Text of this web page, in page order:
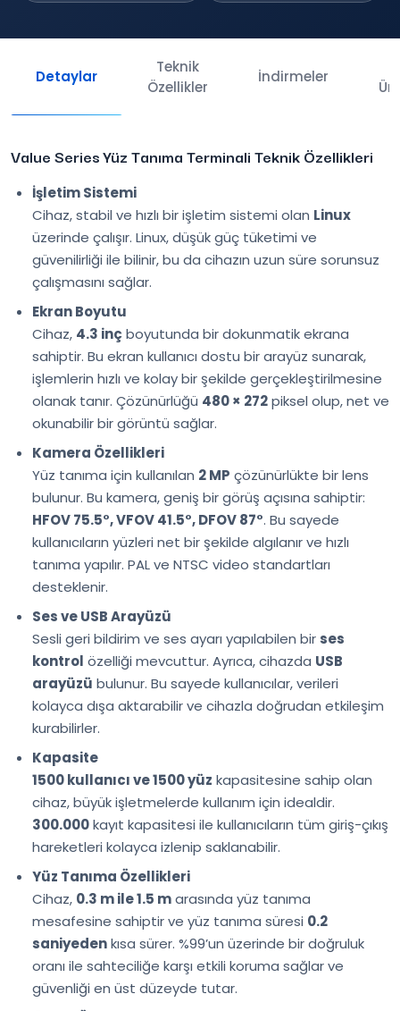
Detaylar
Teknik
Özellikler
İndirmeler
Value Series Yüz Tanıma Terminali Teknik Özellikleri
İşletim Sistemi
Cihaz, stabil ve hızlı bir işletim sistemi olan Linux
üzerinde çalışır. Linux, düşük güç tüketimi ve
güvenilirliği ile bilinir, bu da cihazın uzun süre sorunsuz
çalışmasını sağlar.
Ekran Boyutu
Cihaz, 4.3 inçboyutunda bir dokunmatik ekrana
sahiptir. Bu ekran kullanıcı dostu bir arayüz sunarak,
işlemlerin hızlı ve kolay bir şekilde gerçekleştirilmesine
olanak tanır. Çözünürlüğü 480 × 272piksel olup, net ve
okunabilir bir görüntü sağlar.
Kamera Özellikleri
Yüz tanıma için kullanılan 2 MP çözünürlükte bir lens
bulunur. Bu kamera, geniş bir görüş açısına sahiptir:
HFOV 75.5°, VFOV 41.5°, DFOV 87°. Bu sayede
kullanıcıların yüzleri net bir şekilde algılanır ve hızlı
tanıma yapılır. PAL ve NTSC video standartları
desteklenir.
Ses ve USB Arayüzü
Sesli geri bildirim ve ses ayarı yapılabilen bir ses
kontrol özelliği mevcuttur. Ayrıca, cihazda USB
arayüzü bulunur. Bu sayede kullanıcılar, verileri
kolayca dışa aktarabilir ve cihazla doğrudan etkileşim
kurabilirler.
Kapasite
1500 kullanıcı ve 1500 yüz kapasitesine sahip olan
cihaz, büyük işletmelerde kullanım için idealdir.
300.000kayıt kapasitesi ile kullanıcıların tüm giriş-çıkış
hareketleri kolayca izlenip saklanabilir.
Yüz Tanıma Özellikleri
Cihaz, 0.3 m ile 1.5 marasında yüz tanıma
mesafesine sahiptir ve yüz tanıma süresi 0.2
saniyedenkısa sürer. %99’un üzerinde bir doğruluk
oranı ile sahteciliğe karşı etkili koruma sağlar ve
güvenliği en üst düzeyde tutar.